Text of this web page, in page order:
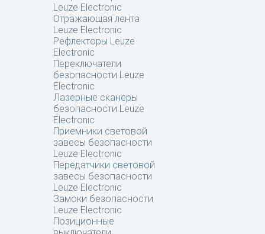
Leuze Electronic
Отражающая лента
Leuze Electronic
Рефлекторы Leuze
Electronic
Переключатели
безопасности Leuze
Electronic
Лазерные сканеры
безопасности Leuze
Electronic
Приемники световой
завесы безопасности
Leuze Electronic
Передатчики световой
завесы безопасности
Leuze Electronic
Замоки безопасности
Leuze Electronic
Позиционные